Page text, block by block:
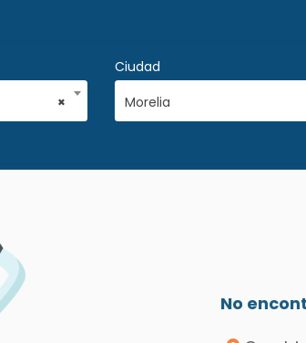
×
Ciudad
Morelia
No